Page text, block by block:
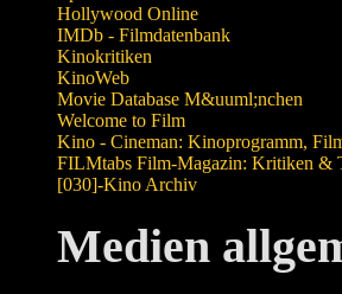
Hollywood Online
IMDb - Filmdatenbank
Kinokritiken
KinoWeb
Movie Database M&uuml;nchen
Welcome to Film
Kino - Cineman: Kinoprogramm,
FILMtabs Film-Magazin: Kritiken &
[030]-Kino Archiv
Medien